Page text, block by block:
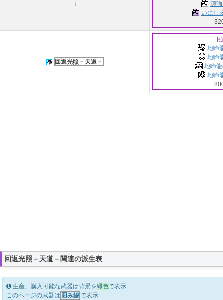
↓
頑
いにし
回返光照－天道－
[
地啼
地啼
地啼
地啼
回返光照－天道－関連の派生表
生産、購入可能な武器は背景を緑色で表示
このページの武器は 囲み線で表示